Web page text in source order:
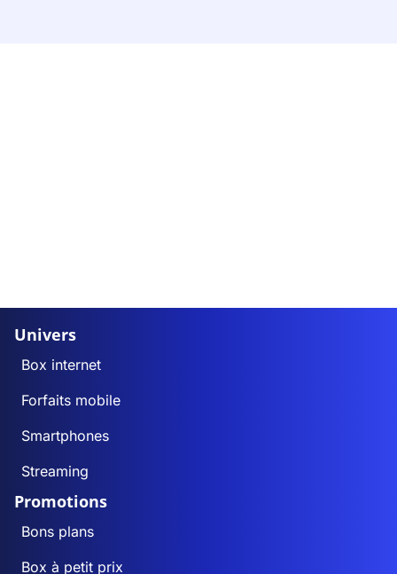
Univers
Box internet
Forfaits mobile
Smartphones
Streaming
Promotions
Bons plans
Box à petit prix